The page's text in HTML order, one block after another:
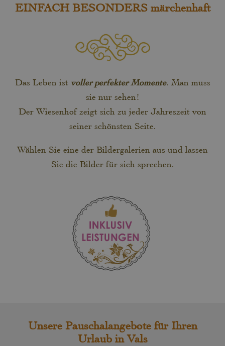
EINFACH BESONDERS märchenhaft
Das Leben ist voller perfekter Momente. Man muss
sie nur sehen!
Der Wiesenhof zeigt sich zu jeder Jahreszeit von
seiner schönsten Seite.
Wählen Sie eine der Bildergalerien aus und lassen
Sie die Bilder für sich sprechen.
Unsere Pauschalangebote für Ihren
Urlaub in Vals